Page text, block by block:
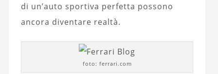
di un’auto sportiva perfetta possono
ancora diventare realtà.
foto: ferrari.com